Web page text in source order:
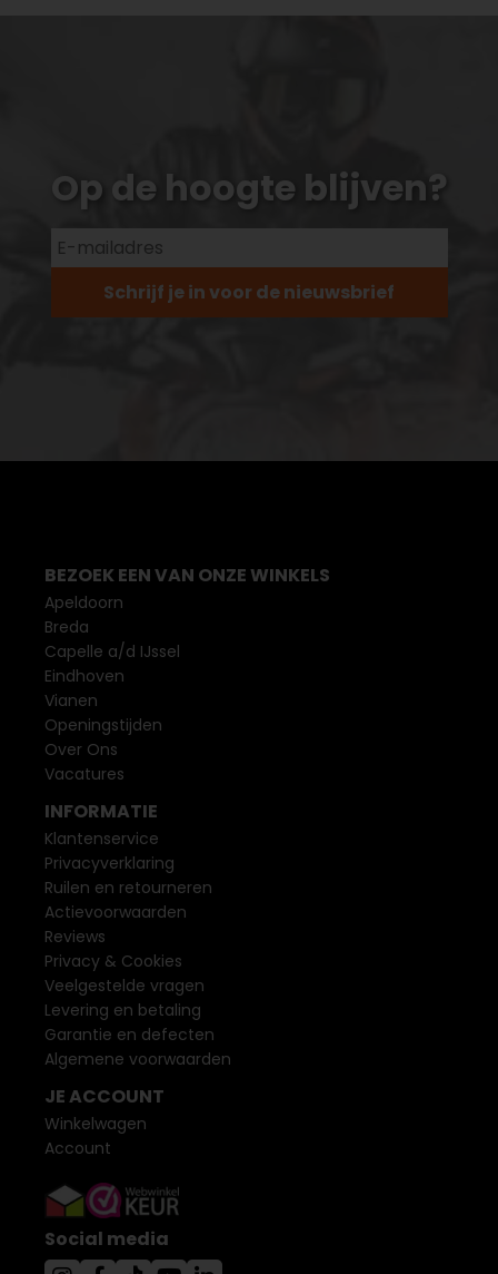
Op de hoogte blijven?
Schrijf je in voor de nieuwsbrief
BEZOEK EEN VAN ONZE WINKELS
Apeldoorn
Breda
Capelle a/d IJssel
Eindhoven
Vianen
Openingstijden
Over Ons
Vacatures
INFORMATIE
Klantenservice
Privacyverklaring
Ruilen en retourneren
Actievoorwaarden
Reviews
Privacy & Cookies
Veelgestelde vragen
Levering en betaling
Garantie en defecten
Algemene voorwaarden
JE ACCOUNT
Winkelwagen
Account
Social media